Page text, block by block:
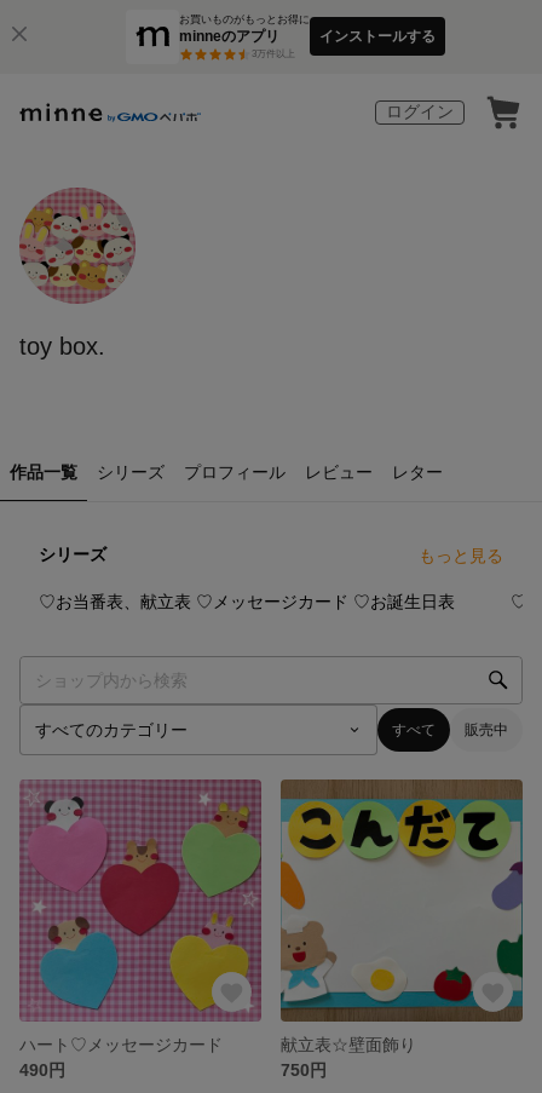
お買いものがもっとお得に
minneのアプリ
3万件以上
インストールする
ログイン
toy box.
作品一覧 シリーズ プロフィール レビュー レター
シリーズ もっと見る
♡お当番表、献立表 ♡メッセージカード ♡お誕生日表 ♡4
すべて 販売中
ハート♡メッセージカード
490円
献立表☆壁面飾り
750円